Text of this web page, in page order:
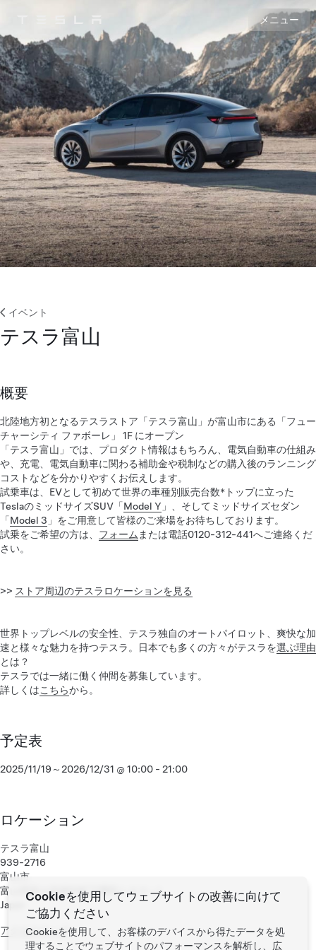
Tesla
Skip to main content
メニュー
イベント
テスラ富山
概要
北陸地方初となるテスラストア「テスラ富山」が富山市にある「フュー
チャーシティ ファボーレ」 1F にオープン
「テスラ富山」では、プロダクト情報はもちろん、電気自動車の仕組み
や、充電、電気自動車に関わる補助金や税制などの購入後のランニング
コストなどを分かりやすくお伝えします。
試乗車は、EVとして初めて世界の車種別販売台数*トップに立った
TeslaのミッドサイズSUV「Model Y 」、そしてミッドサイズセダン
「Model 3 」をご用意して皆様のご来場をお待ちしております。
試乗をご希望の方は、 フォーム または電話0120-312-441へご連絡くだ
さい。
>> ストア周辺のテスラロケーションを見る
世界トップレベルの安全性、テスラ独自のオートパイロット、爽快な加
速と様々な魅力を持つテスラ。日本でも多くの方々がテスラを選ぶ理由
とは？
テスラでは一緒に働く仲間を募集しています。
詳しくはこちらから。
予定表
2025/11/19～2026/12/31 @ 10:00 - 21:00
ロケーション
テスラ富山
939-2716
富山市
富山県富山市婦中町下轡田１６５−１
Japan
アクセスマップ
Cookieを使用してウェブサイトの改善に向けて
ご協力ください
Cookieを使用して、お客様のデバイスから得たデータを処
理することでウェブサイトのパフォーマンスを解析し、広